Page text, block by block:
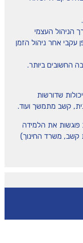
העצמי
אחר ניהול הזמן
ביותר.
שדורשות
מתמשך ועוד.
את הלמידה
משרד החינוך)